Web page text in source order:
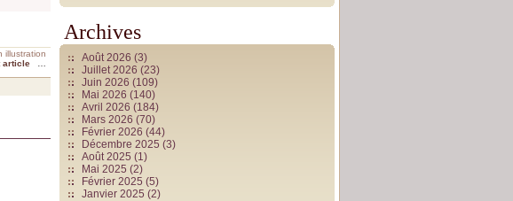
illustration
article
Archives
Août 2026 (3)
Juillet 2026 (23)
Juin 2026 (109)
Mai 2026 (140)
Avril 2026 (184)
Mars 2026 (70)
Février 2026 (44)
Décembre 2025 (3)
Août 2025 (1)
Mai 2025 (2)
Février 2025 (5)
Janvier 2025 (2)